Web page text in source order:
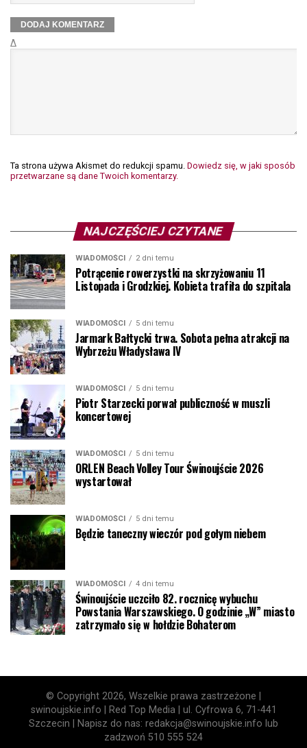
Δ
Ta strona używa Akismet do redukcji spamu. Dowiedz się, w jaki sposób
przetwarzane są dane Twoich komentarzy.
NAJCZĘŚCIEJ CZYTANE
WIADOMOŚCI 2 dni temu
Potrącenie rowerzystki na skrzyżowaniu 11
Listopada i Grodzkiej. Kobieta trafiła do szpitala
WIADOMOŚCI 5 dni temu
Jarmark Bałtycki trwa. Sobota pełna atrakcji na
Wybrzeżu Władysława IV
WIADOMOŚCI 5 dni temu
Piotr Starzecki porwał publiczność w muszli
koncertowej
WIADOMOŚCI 5 dni temu
ORLEN Beach Volley Tour Świnoujście 2026
wystartował
WIADOMOŚCI 5 dni temu
Będzie taneczny wieczór pod gołym niebem
WIADOMOŚCI 4 dni temu
Świnoujście uczciło 82. rocznicę wybuchu
Powstania Warszawskiego. O godzinie „W” miasto
zatrzymało się w hołdzie Bohaterom
© Copyright 2026, Wszelkie prawa zastrzeżone |
swinoujskie.info | Red Top Media | ul. Cyfrowa 6, 71-441
Szczecin | Napisz do nas: redakcja@swinoujskie.info lub
zadzwoń 510 555 524